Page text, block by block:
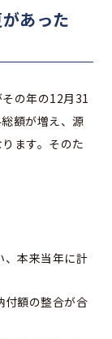
あった
の年の12月31
額が増え、源
ます。そのた
、本来当年に計
付額の整合が合